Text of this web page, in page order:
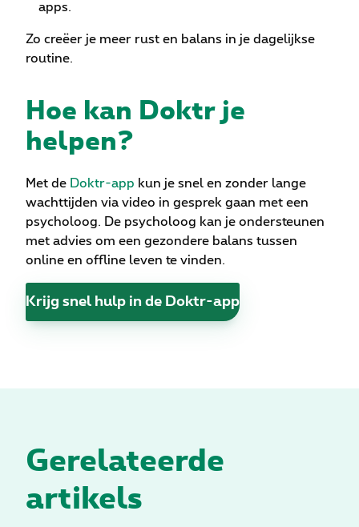
apps.
Zo creëer je meer rust en balans in je dagelijkse
routine.
Hoe kan Doktr je
helpen?
Met de Doktr-app kun je snel en zonder lange
wachttijden via video in gesprek gaan met een
psycholoog. De psycholoog kan je ondersteunen
met advies om een gezondere balans tussen
online en offline leven te vinden.
Krijg snel hulp in de Doktr-app
Gerelateerde
artikels